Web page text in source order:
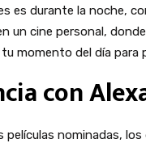
es durante la noche,
cine personal,
momento del día
con
nominadas,